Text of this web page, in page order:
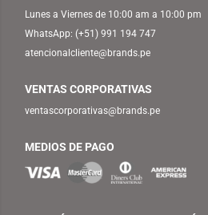
Lunes a Viernes de 10:00 am a 10:00 pm
WhatsApp: (+51) 991 194 747
atencionalcliente@brands.pe
VENTAS CORPORATIVAS
ventascorporativas@brands.pe
MEDIOS DE PAGO